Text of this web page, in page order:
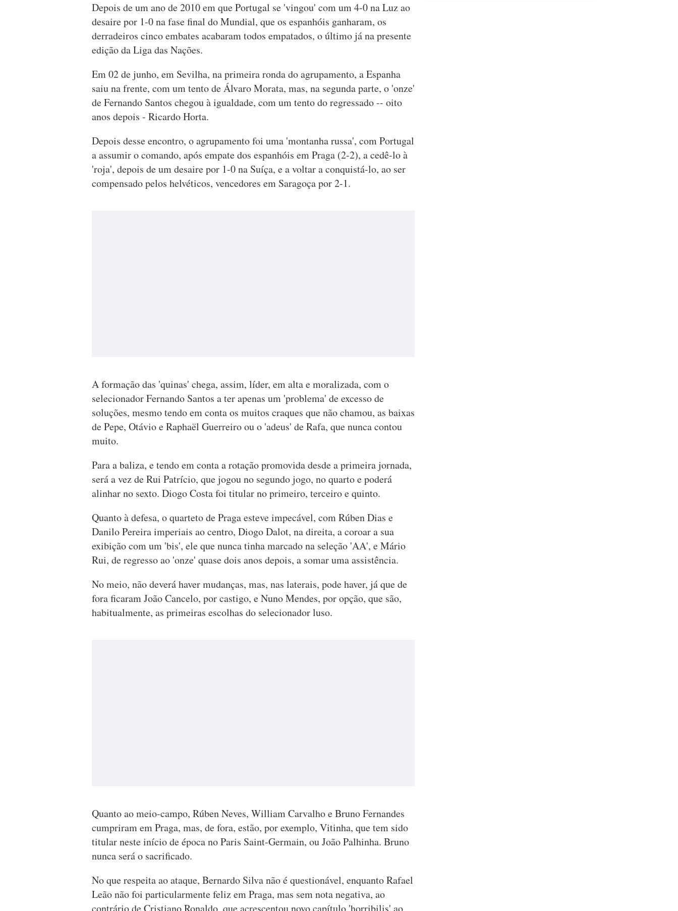
Depois de um ano de 2010 em que Portugal se 'vingou' com um 4-0 na Luz ao
desaire por 1-0 na fase final do Mundial, que os espanhóis ganharam, os
derradeiros cinco embates acabaram todos empatados, o último já na presente
edição da Liga das Nações.
Em 02 de junho, em Sevilha, na primeira ronda do agrupamento, a Espanha
saiu na frente, com um tento de Álvaro Morata, mas, na segunda parte, o 'onze'
de Fernando Santos chegou à igualdade, com um tento do regressado -- oito
anos depois - Ricardo Horta.
Depois desse encontro, o agrupamento foi uma 'montanha russa', com Portugal
a assumir o comando, após empate dos espanhóis em Praga (2-2), a cedê-lo à
'roja', depois de um desaire por 1-0 na Suíça, e a voltar a conquistá-lo, ao ser
compensado pelos helvéticos, vencedores em Saragoça por 2-1.
A formação das 'quinas' chega, assim, líder, em alta e moralizada, com o
selecionador Fernando Santos a ter apenas um 'problema' de excesso de
soluções, mesmo tendo em conta os muitos craques que não chamou, as baixas
de Pepe, Otávio e Raphaël Guerreiro ou o 'adeus' de Rafa, que nunca contou
muito.
Para a baliza, e tendo em conta a rotação promovida desde a primeira jornada,
será a vez de Rui Patrício, que jogou no segundo jogo, no quarto e poderá
alinhar no sexto. Diogo Costa foi titular no primeiro, terceiro e quinto.
Quanto à defesa, o quarteto de Praga esteve impecável, com Rúben Dias e
Danilo Pereira imperiais ao centro, Diogo Dalot, na direita, a coroar a sua
exibição com um 'bis', ele que nunca tinha marcado na seleção 'AA', e Mário
Rui, de regresso ao 'onze' quase dois anos depois, a somar uma assistência.
No meio, não deverá haver mudanças, mas, nas laterais, pode haver, já que de
fora ficaram João Cancelo, por castigo, e Nuno Mendes, por opção, que são,
habitualmente, as primeiras escolhas do selecionador luso.
Quanto ao meio-campo, Rúben Neves, William Carvalho e Bruno Fernandes
cumpriram em Praga, mas, de fora, estão, por exemplo, Vitinha, que tem sido
titular neste início de época no Paris Saint-Germain, ou João Palhinha. Bruno
nunca será o sacrificado.
No que respeita ao ataque, Bernardo Silva não é questionável, enquanto Rafael
Leão não foi particularmente feliz em Praga, mas sem nota negativa, ao